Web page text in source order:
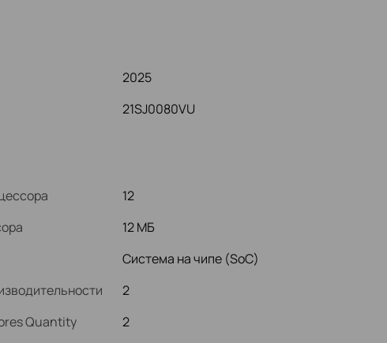
2025
21SJ0080VU
12
12 МБ
Система на чипе (SoC)
2
Quantity 2